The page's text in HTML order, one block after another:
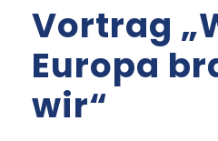
Vortrag
Europa
wir“